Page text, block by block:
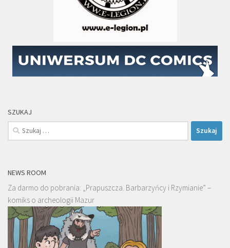
SZUKAJ
Szukaj:
NEWS ROOM
Za darmo do pobrania: „Prapuszcza. Barbarzyńcy i Rzymianie” –
komiks o archeologii Mazur